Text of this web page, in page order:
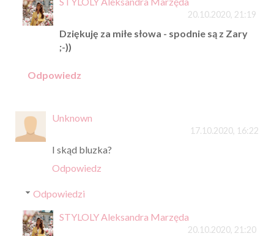
20.10.2020, 21:19
Dziękuję za miłe słowa - spodnie są z Zary
;-))
Odpowiedz
Unknown
17.10.2020, 16:22
I skąd bluzka?
Odpowiedz
Odpowiedzi
STYLOLY Aleksandra Marzęda
20.10.2020, 21:20